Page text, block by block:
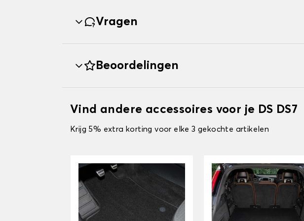
Vragen
Beoordelingen
Vind andere accessoires voor je DS DS7
Krijg 5% extra korting voor elke 3 gekochte artikelen